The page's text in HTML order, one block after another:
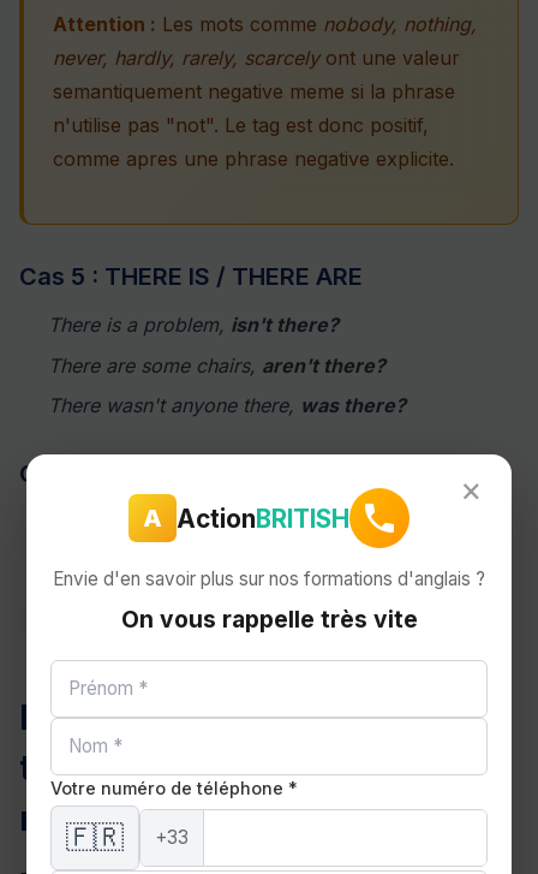
Attention : Les mots comme nobody, nothing,
never, hardly, rarely, scarcelyont une valeur
semantiquement negative meme si la phrase
n'utilise pas "not". Le tag est donc positif,
comme apres une phrase negative explicite.
Cas 5 : THERE IS / THERE ARE
There is a problem, isn't there?
There are some chairs, aren't there?
There wasn't anyone there, was there?
Cas 6 : USED TO et WOULD habitual
She used to live here,didn't she?
INTONATION
L'intonation des question
tags : descendante vs
montante
×
A ActionBRITISH
Envie d'en savoir plus sur nos formations d'anglais ?
On vous rappelle très vite
Votre numéro de téléphone *
🇫🇷 +33